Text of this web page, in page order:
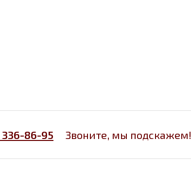
336-86-95 Звоните, мы подскажем!